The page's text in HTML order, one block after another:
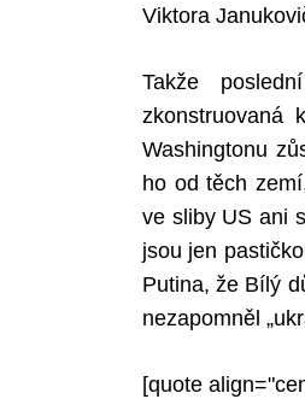
Viktora
Takže
zkonstruovaná
Washingtonu
ho od těch
ve sliby US ani
jsou jen
Putina, že Bílý
nezapomněl
[quote